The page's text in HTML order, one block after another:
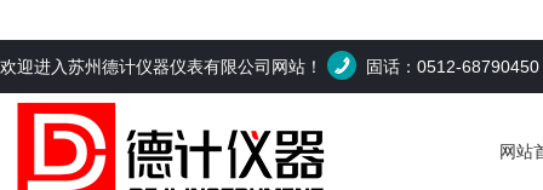
欢迎进入苏州德计仪器仪表有限公司网站！ 固话：0512-68790450
网站